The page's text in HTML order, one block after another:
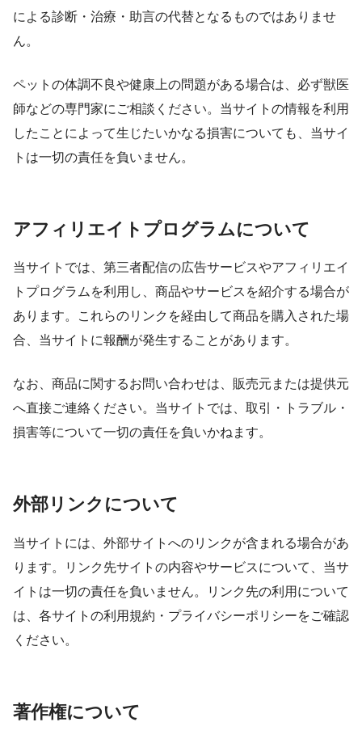
による診断・治療・助言の代替となるものではありませ
ん。
ペットの体調不良や健康上の問題がある場合は、必ず獣医
師などの専門家にご相談ください。当サイトの情報を利用
したことによって生じたいかなる損害についても、当サイ
トは一切の責任を負いません。
アフィリエイトプログラムについて
当サイトでは、第三者配信の広告サービスやアフィリエイ
トプログラムを利用し、商品やサービスを紹介する場合が
あります。これらのリンクを経由して商品を購入された場
合、当サイトに報酬が発生することがあります。
なお、商品に関するお問い合わせは、販売元または提供元
へ直接ご連絡ください。当サイトでは、取引・トラブル・
損害等について一切の責任を負いかねます。
外部リンクについて
当サイトには、外部サイトへのリンクが含まれる場合があ
ります。リンク先サイトの内容やサービスについて、当サ
イトは一切の責任を負いません。リンク先の利用について
は、各サイトの利用規約・プライバシーポリシーをご確認
ください。
著作権について